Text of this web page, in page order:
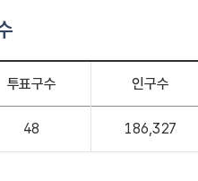
투표구수 인구수
48 186,327